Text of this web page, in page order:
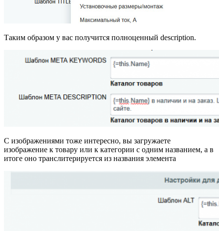
Таким образом у вас получится полноценный description.
С изображениями тоже интересно, вы загружаете
изображение к товару или к категории с одним названием, а в
итоге оно транслитерируется из названия элемента